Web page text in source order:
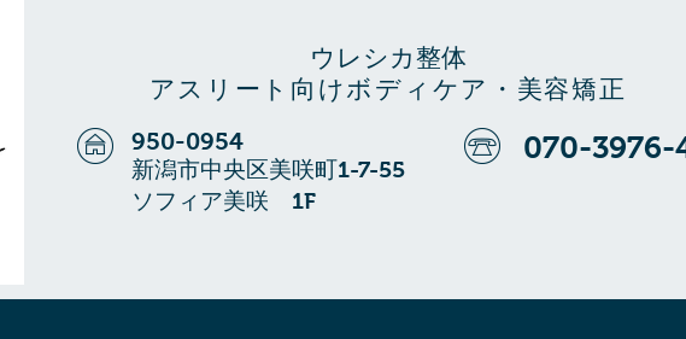
ウレシカ整体
アスリート向けボディケア・美容矯正
950-0954
新潟市中央区美咲町1-7-55
ソフィア美咲 1F
070-3976-